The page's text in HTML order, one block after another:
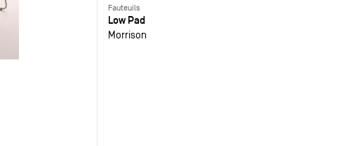
Fauteuils
Low Pad
Morrison